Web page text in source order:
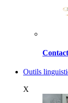
Outils
X